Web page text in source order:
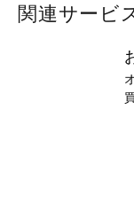
関連サービ